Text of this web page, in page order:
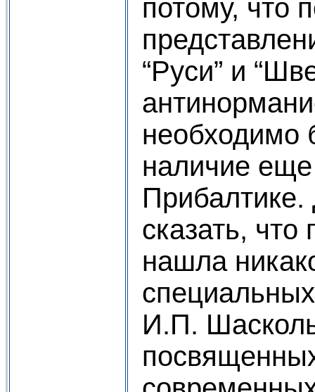
потому, что
“Руси” и
необходимо
наличие еще
Прибалтике.
сказать,
нашла
И.П.